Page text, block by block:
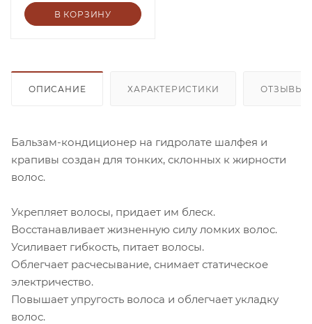
В КОРЗИНУ
ОПИСАНИЕ ХАРАКТЕРИСТИКИ ОТЗЫВЫ
Бальзам-кондиционер на гидролате шалфея и
крапивы создан для тонких, склонных к жирности
волос.
Укрепляет волосы, придает им блеск.
Восстанавливает жизненную силу ломких волос.
Усиливает гибкость, питает волосы.
Облегчает расчесывание, снимает статическое
электричество.
Повышает упругость волоса и облегчает укладку
волос.